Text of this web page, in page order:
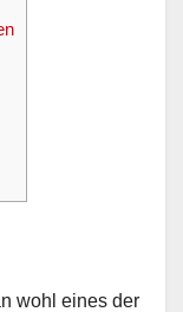
wohl eines der